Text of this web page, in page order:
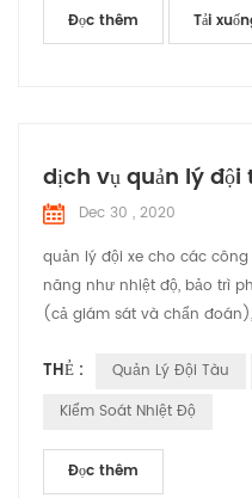
Đọc thêm Tải
dịch vụ quản lý đội
Dec 30 , 2020
quản lý đội xe cho các
năng như nhiệt độ, bảo trì
(cả giám sát và chẩn
phương tiện giao thông
dịch vụ quản lý đội tàu có
THẺ : Quản Lý Đội Tàu
Kiểm Soát Nhiệt Độ
Đọc thêm